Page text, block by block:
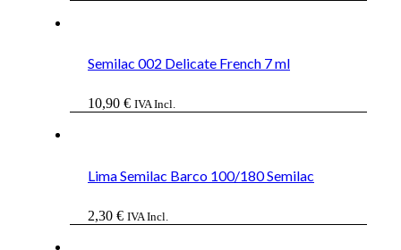
Semilac 002 Delicate French 7 ml
10,90 € IVA Incl.
Lima Semilac Barco 100/180 Semilac
2,30 € IVA Incl.